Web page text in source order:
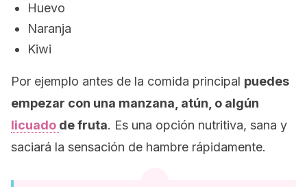
Huevo
Naranja
Kiwi
Por ejemplo antes de la comida principal puedes
empezar con una manzana, atún, o algún
licuado de fruta. Es una opción nutritiva, sana y
saciará la sensación de hambre rápidamente.